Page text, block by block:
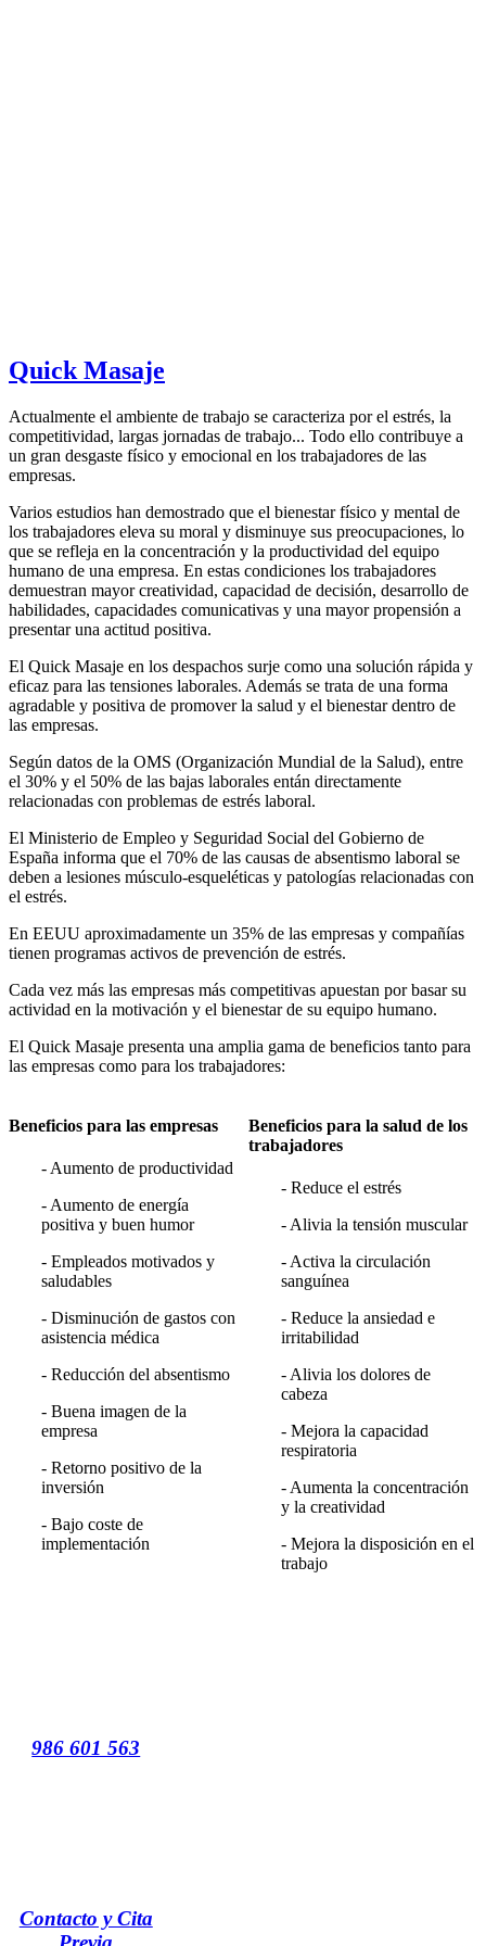
Quick Masaje
Actualmente el ambiente de trabajo se caracteriza por el estrés, la
competitividad, largas jornadas de trabajo... Todo ello contribuye a
un gran desgaste físico y emocional en los trabajadores de las
empresas.
Varios estudios han demostrado que el bienestar físico y mental de
los trabajadores eleva su moral y disminuye sus preocupaciones, lo
que se refleja en la concentración y la productividad del equipo
humano de una empresa. En estas condiciones los trabajadores
demuestran mayor creatividad, capacidad de decisión, desarrollo de
habilidades, capacidades comunicativas y una mayor propensión a
presentar una actitud positiva.
El Quick Masaje en los despachos surje como una solución rápida y
eficaz para las tensiones laborales. Además se trata de una forma
agradable y positiva de promover la salud y el bienestar dentro de
las empresas.
Según datos de la OMS (Organización Mundial de la Salud), entre
el 30% y el 50% de las bajas laborales entán directamente
relacionadas con problemas de estrés laboral.
El Ministerio de Empleo y Seguridad Social del Gobierno de
España informa que el 70% de las causas de absentismo laboral se
deben a lesiones músculo-esqueléticas y patologías relacionadas con
el estrés.
En EEUU aproximadamente un 35% de las empresas y compañías
tienen programas activos de prevención de estrés.
Cada vez más las empresas más competitivas apuestan por basar su
actividad en la motivación y el bienestar de su equipo humano.
El Quick Masaje presenta una amplia gama de beneficios tanto para
las empresas como para los trabajadores:
Beneficios para las empresas
- Aumento de productividad
- Aumento de energía
positiva y buen humor
- Empleados motivados y
saludables
- Disminución de gastos con
asistencia médica
- Reducción del absentismo
- Buena imagen de la
empresa
- Retorno positivo de la
inversión
- Bajo coste de
implementación
Beneficios para la salud de los
trabajadores
- Reduce el estrés
- Alivia la tensión muscular
- Activa la circulación
sanguínea
- Reduce la ansiedad e
irritabilidad
- Alivia los dolores de
cabeza
- Mejora la capacidad
respiratoria
- Aumenta la concentración
y la creatividad
- Mejora la disposición en el
trabajo
986 601 563
Contacto y Cita